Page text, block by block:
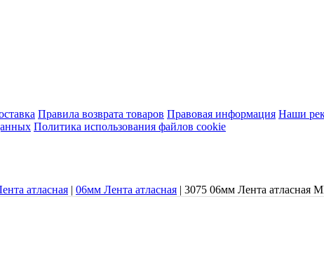
Правила возврата товаров Правовая информация Наши
Политика использования файлов cookie
атласная | 06мм Лента атласная | 3075 06мм Лента атласная